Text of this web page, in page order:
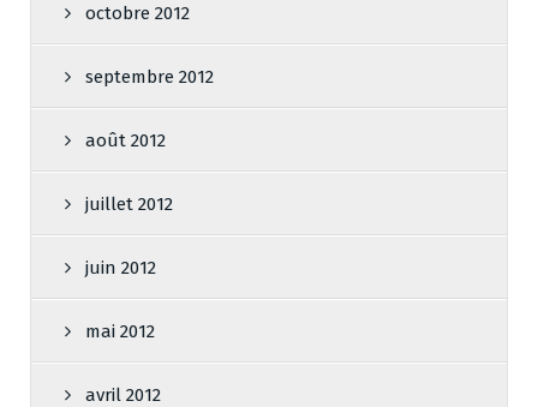
octobre 2012
septembre 2012
août 2012
juillet 2012
juin 2012
mai 2012
avril 2012